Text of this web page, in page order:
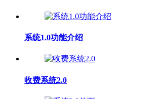
系统1.0功能介绍
收费系统2.0